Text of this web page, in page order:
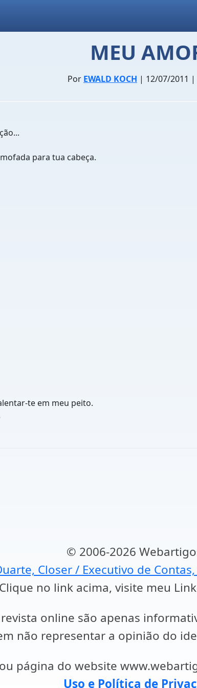
MEU
Por EWALD KOCH | 12/07/2011 |
para tua cabeça.
te em meu peito.
© 2006-2026
Closer / Executivo de
Clique no link acima, visite meu
online são apenas
não representar a opinião do
página do website
Uso e Política de